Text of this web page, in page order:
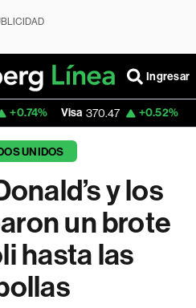
Ingresar
370.47 +0.52% MercadoLibre
UNIDOS
y los
un brote
hasta las